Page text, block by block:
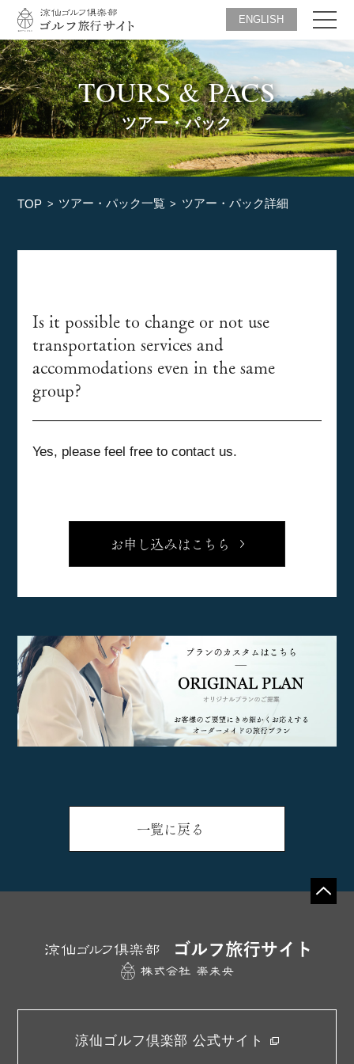
ENGLISH
TOURS & PACS
ツアー・パック
TOP ツアー・パック一覧 ツアー・パック詳細
Is it possible to change or not use
transportation services and
accommodations even in the same
group?
Yes, please feel free to contact us.
お申し込みはこちら
一覧に戻る
涼仙ゴルフ倶楽部 公式サイト